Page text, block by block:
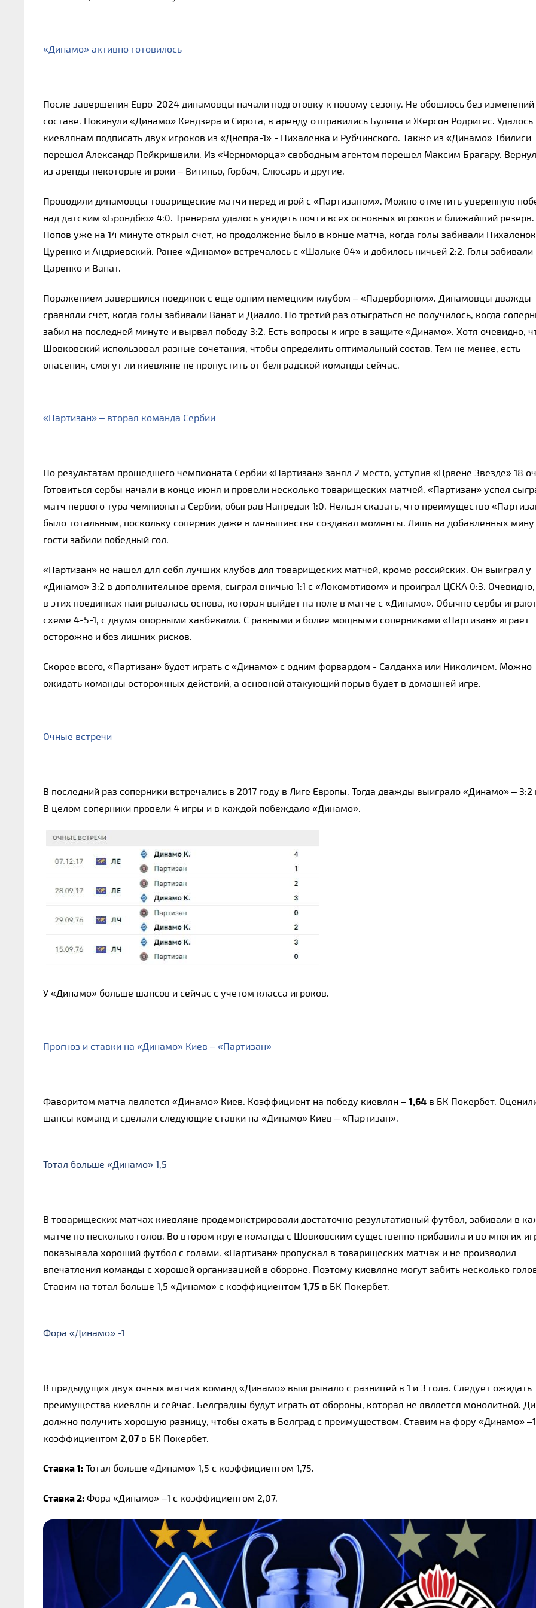
«Динамо» активно готовилось
После завершения Евро-2024 динамовцы начали подготовку к новому сезону. Не обошлось без изменений
составе. Покинули «Динамо» Кендзера и Сирота, в аренду отправились Булеца и Жерсон Родригес. Удалось
киевлянам подписать двух игроков из «Днепра-1» - Пихаленка и Рубчинского. Также из «Динамо» Тбилиси
перешел Александр Пейкришвили. Из «Черноморца» свободным агентом перешел Максим Брагару.
из аренды некоторые игроки – Витиньо, Горбач, Слюсарь и другие.
Проводили динамовцы товарищеские матчи перед игрой с «Партизаном». Можно отметить уверенную
над датским «Брондбю» 4:0. Тренерам удалось увидеть почти всех основных игроков и ближайший резерв.
Попов уже на 14 минуте открыл счет, но продолжение было в конце матча, когда голы забивали Пихаленок,
Цуренко и Андриевский. Ранее «Динамо» встречалось с «Шальке 04» и добилось ничьей 2:2. Голы забивали
Царенко и Ванат.
Поражением завершился поединок с еще одним немецким клубом – «Падерборном». Динамовцы дважды
сравняли счет, когда голы забивали Ванат и Диалло. Но третий раз отыграться не получилось, когда
забил на последней минуте и вырвал победу 3:2. Есть вопросы к игре в защите «Динамо». Хотя очевидно,
Шовковский использовал разные сочетания, чтобы определить оптимальный состав. Тем не менее, есть
опасения, смогут ли киевляне не пропустить от белградской команды сейчас.
«Партизан» – вторая команда Сербии
По результатам прошедшего чемпионата Сербии «Партизан» занял 2 место, уступив «Црвене Звезде» 18
Готовиться сербы начали в конце июня и провели несколько товарищеских матчей. «Партизан» успел
матч первого тура чемпионата Сербии, обыграв Напредак 1:0. Нельзя сказать, что преимущество
было тотальным, поскольку соперник даже в меньшинстве создавал моменты. Лишь на добавленных
гости забили победный гол.
«Партизан» не нашел для себя лучших клубов для товарищеских матчей, кроме российских. Он выиграл у
«Динамо» 3:2 в дополнительное время, сыграл вничью 1:1 с «Локомотивом» и проиграл ЦСКА 0:3.
в этих поединках наигрывалась основа, которая выйдет на поле в матче с «Динамо». Обычно сербы
схеме 4-5-1, с двумя опорными хавбеками. С равными и более мощными соперниками «Партизан» играет
осторожно и без лишних рисков.
Скорее всего, «Партизан» будет играть с «Динамо» с одним форвардом - Салданха или Николичем. Можно
ожидать команды осторожных действий, а основной атакующий порыв будет в домашней игре.
Очные встречи
В последний раз соперники встречались в 2017 году в Лиге Европы. Тогда дважды выиграло «Динамо» – 3:2
В целом соперники провели 4 игры и в каждой побеждало «Динамо».
У «Динамо» больше шансов и сейчас с учетом класса игроков.
Прогноз и ставки на «Динамо» Киев – «Партизан»
Фаворитом матча является «Динамо» Киев. Коэффициент на победу киевлян – 1,64 в БК Покербет.
шансы команд и сделали следующие ставки на «Динамо» Киев – «Партизан».
Тотал больше «Динамо» 1,5
В товарищеских матчах киевляне продемонстрировали достаточно результативный футбол, забивали в
матче по несколько голов. Во втором круге команда с Шовковским существенно прибавила и во многих
показывала хороший футбол с голами. «Партизан» пропускал в товарищеских матчах и не производил
впечатления команды с хорошей организацией в обороне. Поэтому киевляне могут забить несколько
Ставим на тотал больше 1,5 «Динамо» с коэффициентом 1,75 в БК Покербет.
Фора «Динамо» -1
В предыдущих двух очных матчах команд «Динамо» выигрывало с разницей в 1 и 3 гола. Следует ожидать
преимущества киевлян и сейчас. Белградцы будут играть от обороны, которая не является монолитной.
должно получить хорошую разницу, чтобы ехать в Белград с преимуществом. Ставим на фору «Динамо»
коэффициентом 2,07 в БК Покербет.
Ставка 1: Тотал больше «Динамо» 1,5 с коэффициентом 1,75.
Ставка 2: Фора «Динамо» –1 с коэффициентом 2,07.